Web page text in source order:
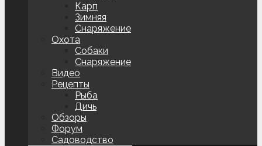
Карп
Зимняя
Снаряжение
Охота
Собаки
Снаряжение
Видео
Рецепты
Рыба
Дичь
Обзоры
Форум
Садоводство